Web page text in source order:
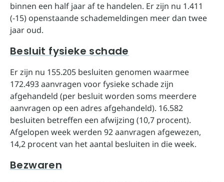
binnen een half jaar af te handelen. Er zijn nu 1.411
(-15) openstaande schademeldingen meer dan twee
jaar oud.
Besluit fysieke schade
Er zijn nu 155.205 besluiten genomen waarmee
172.493 aanvragen voor fysieke schade zijn
afgehandeld (per besluit worden soms meerdere
aanvragen op een adres afgehandeld). 16.582
besluiten betreffen een afwijzing (10,7 procent).
Afgelopen week werden 92 aanvragen afgewezen,
14,2 procent van het aantal besluiten in die week.
Bezwaren